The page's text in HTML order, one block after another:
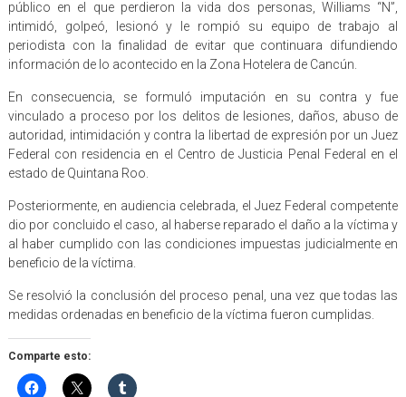
público en el que perdieron la vida dos personas, Williams “N”,
intimidó, golpeó, lesionó y le rompió su equipo de trabajo al
periodista con la finalidad de evitar que continuara difundiendo
información de lo acontecido en la Zona Hotelera de Cancún.
En consecuencia, se formuló imputación en su contra y fue
vinculado a proceso por los delitos de lesiones, daños, abuso de
autoridad, intimidación y contra la libertad de expresión por un Juez
Federal con residencia en el Centro de Justicia Penal Federal en el
estado de Quintana Roo.
Posteriormente, en audiencia celebrada, el Juez Federal competente
dio por concluido el caso, al haberse reparado el daño a la víctima y
al haber cumplido con las condiciones impuestas judicialmente en
beneficio de la víctima.
Se resolvió la conclusión del proceso penal, una vez que todas las
medidas ordenadas en beneficio de la víctima fueron cumplidas.
Comparte esto: